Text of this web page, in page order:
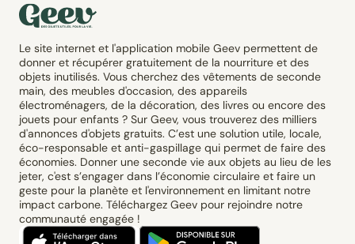
Le site internet et l'application mobile Geev permettent de
donner et récupérer gratuitement de la nourriture et des
objets inutilisés. Vous cherchez des vêtements de seconde
main, des meubles d'occasion, des appareils
électroménagers, de la décoration, des livres ou encore des
jouets pour enfants ? Sur Geev, vous trouverez des milliers
d'annonces d'objets gratuits. C’est une solution utile, locale,
éco-responsable et anti-gaspillage qui permet de faire des
économies. Donner une seconde vie aux objets au lieu de les
jeter, c'est s’engager dans l’économie circulaire et faire un
geste pour la planète et l'environnement en limitant notre
impact carbone. Téléchargez Geev pour rejoindre notre
communauté engagée !